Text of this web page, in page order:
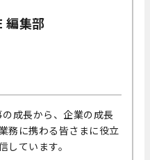
編集部
成長から、企業の成長
務に携わる皆さまに役立
しています。